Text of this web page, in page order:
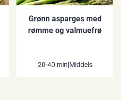
Grønn asparges med
rømme og valmuefrø
20-40 min|Middels